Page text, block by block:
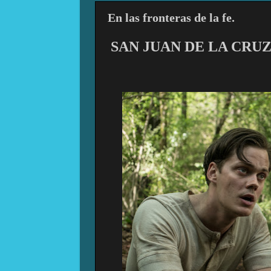
En las fronteras de la fe.
SAN JUAN DE LA CRUZ